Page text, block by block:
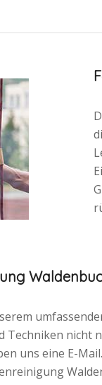
nicht
uns eine E-